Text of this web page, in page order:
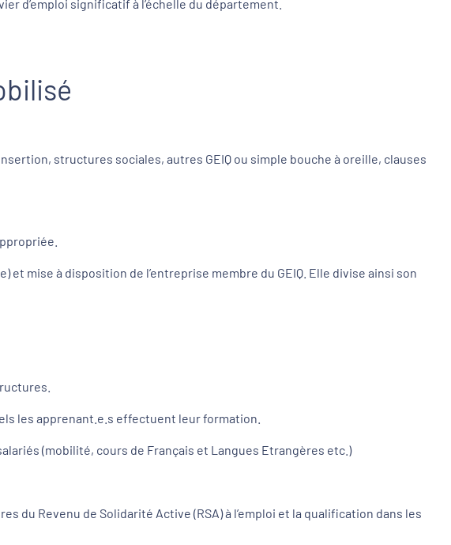
d’emploi significatif à l’échelle du département.
structures sociales, autres GEIQ ou simple bouche à oreille, clauses
mise à disposition de l’entreprise membre du GEIQ. Elle divise ainsi son
les apprenant.e.s effectuent leur formation.
(mobilité, cours de Français et Langues Etrangères etc.)
du Revenu de Solidarité Active (RSA) à l’emploi et la qualification dans les